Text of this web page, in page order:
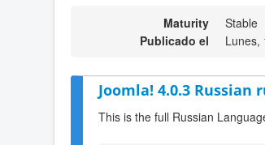
Maturity
Stable
Publicado el
Lunes,
Joomla! 4.0.3 Russian
This is the full Russian